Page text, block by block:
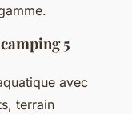
5
avec
terrain